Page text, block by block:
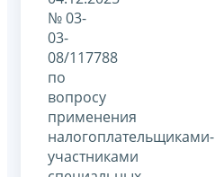
№ 03-
03-
08/117788
по
вопросу
применения
налогоплательщиками-
участниками